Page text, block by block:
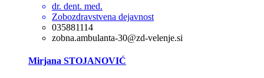
dr. dent. med.
Zobozdravstvena dejavnost
035881114
zobna.ambulanta-30@zd-velenje.si
Mirjana STOJANOVIĆ